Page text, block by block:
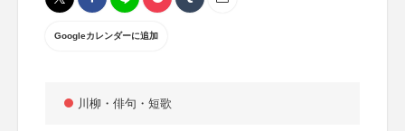
Googleカレンダーに追加
川柳・俳句・短歌